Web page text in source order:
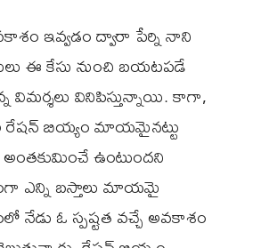
ఇవ్వడం ద్వారా పేర్ని నాని
ఈ కేసు నుంచి బయటపడే
విమర్శలు వినిపిస్తున్నాయి. కాగా,
రేషన్ బియ్యం మాయమైనట్టు
అంతకుమించే ఉంటుందని
ఎన్ని బస్తాలు మాయమై
ఓ స్పష్టత వచ్చే అవకాశం